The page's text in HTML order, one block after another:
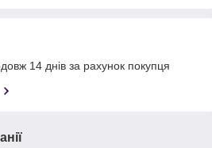
14 днів за рахунок покупця